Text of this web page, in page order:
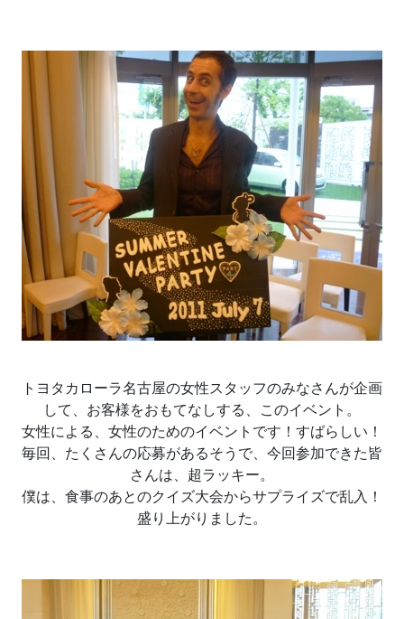
トヨタカローラ名古屋の女性スタッフのみなさんが企画
して、お客様をおもてなしする、このイベント。
女性による、女性のためのイベントです！すばらしい！
毎回、たくさんの応募があるそうで、今回参加できた皆
さんは、超ラッキー。
僕は、食事のあとのクイズ大会からサプライズで乱入！
盛り上がりました。